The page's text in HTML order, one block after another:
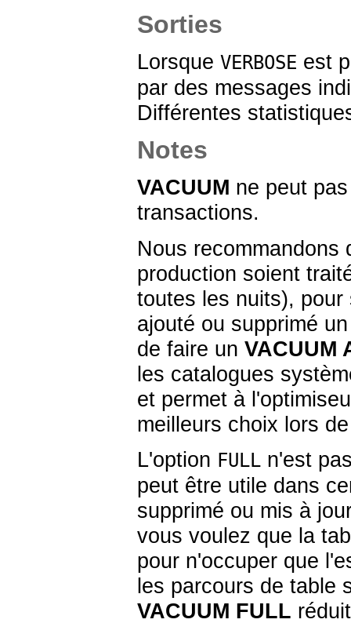
Sorties
Lorsque VERBOSE est
par des messages
Différentes
Notes
VACUUM ne peut
transactions.
Nous recommandons
production soient
toutes les nuits),
ajouté ou supprimé
de faire un VACUUM
les catalogues
et permet à
meilleurs choix lors
L'option FULL n'est
peut être utile dans
supprimé ou mis à
vous voulez que la
pour n'occuper que
les parcours de table
VACUUM FULL